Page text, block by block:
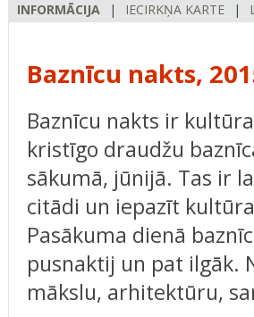
INFORMĀCIJA | IECIRKŅA KARTE |
Baznīcu nakts,
Baznīcu nakts ir
kristīgo draudžu
sākumā, jūnijā. Tas ir
citādi un iepazīt
Pasākuma dienā
pusnaktij un pat ilgāk.
mākslu, arhitektūru,